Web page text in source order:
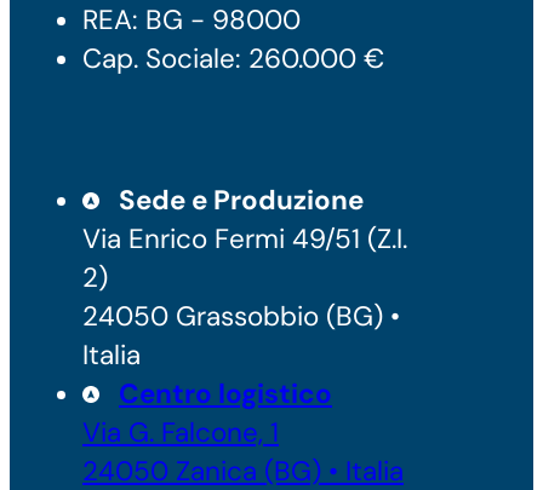
REA: BG - 98000
Cap. Sociale: 260.000 €
Sede e Produzione
Via Enrico Fermi 49/51 (Z.I.
2)
24050 Grassobbio (BG) •
Italia
Centro logistico
Via G. Falcone, 1
24050 Zanica (BG) • Italia